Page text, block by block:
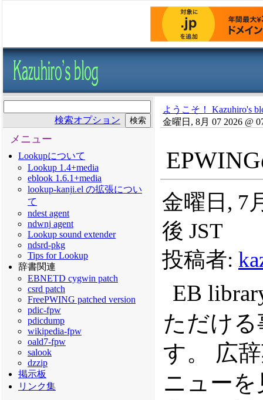
検索オプション
メニュー
Lookupについて
Lookup 1.4+media
eblook 1.6.1+media
lookup-kanji.el の拡張につい
て
ndest agent
ndwnj agent
Lookup sound extender
ndsrd-pkg
Tips for Lookup
辞書関連
EBNETD cygwin patch
csrd patch
FreePWING patched version
pdic-fpw
pdicdump
wikipedia-fpw
oald7-fpw
salook
dzzip
掲示板
リンク集
ようこそ！ Kazuhiro's
金曜日, 8月 07 2026 @
金曜日, 7
後 JST
投稿者:
EB
ただけ
す。 広
ニュー